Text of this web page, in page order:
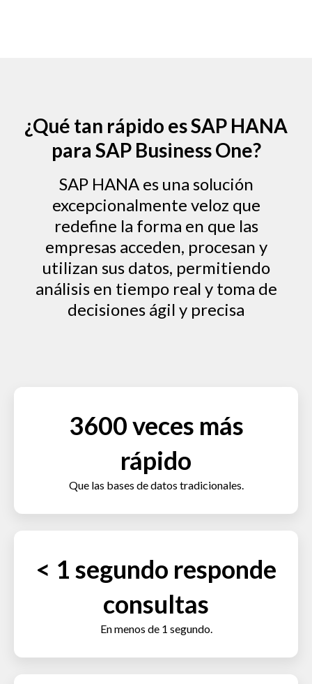
¿Qué tan rápido es SAP HANA
para SAP Business One?
SAP HANA es una solución
excepcionalmente veloz que
redefine la forma en que las
empresas acceden, procesan y
utilizan sus datos, permitiendo
análisis en tiempo real y toma de
decisiones ágil y precisa
3600 veces más
rápido
Que las bases de datos tradicionales.
< 1 segundo responde
consultas
En menos de 1 segundo.